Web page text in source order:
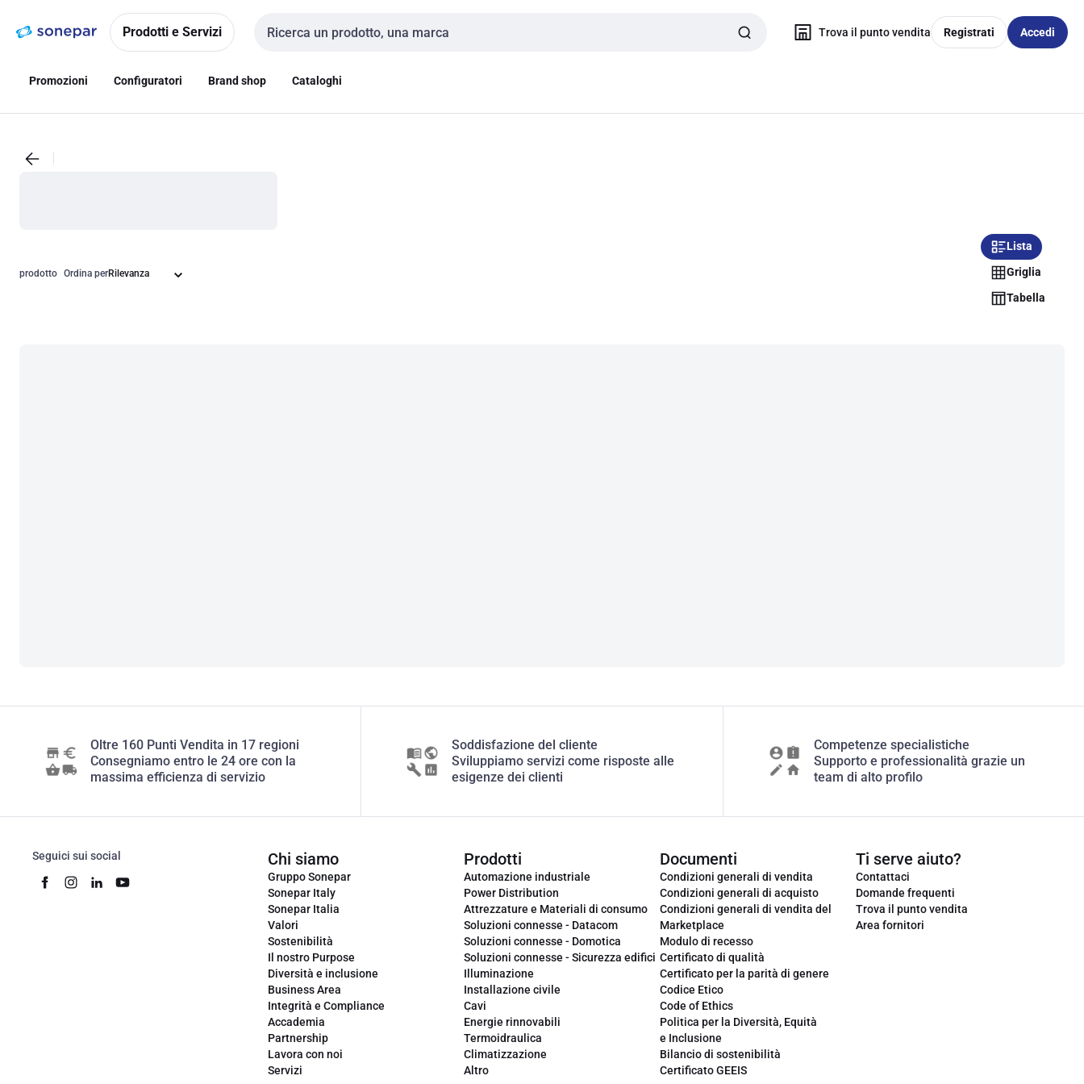
navigazionealla
Prodotti e Servizi
Cerca input
Trova il punto vendita Registrati Accedi
Promozioni Configuratori Brand shop Cataloghi
prodotto Ordina per
Lista
Griglia
Tabella
Oltre 160 Punti Vendita in 17 regioni
Consegniamo entro le 24 ore con la
massima efficienza di servizio
Soddisfazione del cliente
Sviluppiamo servizi come risposte alle
esigenze dei clienti
Competenze specialistiche
Supporto e professionalità grazie un
team di alto profilo
Seguici sui social Chi siamo
Gruppo Sonepar
Sonepar Italy
Sonepar Italia
Valori
Sostenibilità
Il nostro Purpose
Diversità e inclusione
Business Area
Integrità e Compliance
Accademia
Partnership
Lavora con noi
Servizi
Prodotti
Automazione industriale
Power Distribution
Attrezzature e Materiali di consumo
Soluzioni connesse - Datacom
Soluzioni connesse - Domotica
Soluzioni connesse - Sicurezza edifici
Illuminazione
Installazione civile
Cavi
Energie rinnovabili
Termoidraulica
Climatizzazione
Altro
Documenti
Condizioni generali di vendita
Condizioni generali di acquisto
Condizioni generali di vendita del
Marketplace
Modulo di recesso
Certificato di qualità
Certificato per la parità di genere
Codice Etico
Code of Ethics
Politica per la Diversità, Equità
e Inclusione
Bilancio di sostenibilità
Certificato GEEIS
Ti serve aiuto?
Contattaci
Domande frequenti
Trova il punto vendita
Area fornitori